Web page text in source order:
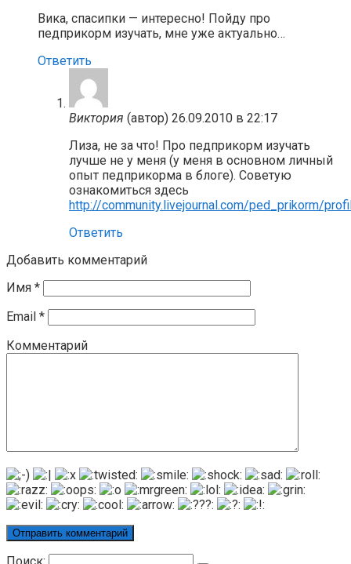
Вика, спасипки — интересно! Пойду про
педприкорм изучать, мне уже актуально…
Ответить
Виктория (автор) 26.09.2010 в 22:17
Лиза, не за что! Про педприкорм изучать
лучше не у меня (у меня в основном личный
опыт педприкорма в блоге). Советую
ознакомиться здесь
http://community.livejournal.com/ped_prikorm/
Ответить
Добавить комментарий
Имя *
Email *
Комментарий